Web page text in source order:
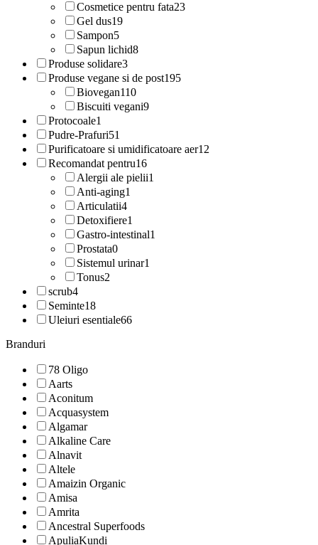
Cosmetice pentru fata23
Gel dus19
Sampon5
Sapun lichid8
Produse solidare3
Produse vegane si de post195
Biovegan110
Biscuiti vegani9
Protocoale1
Pudre-Prafuri51
Purificatoare si umidificatoare aer12
Recomandat pentru16
Alergii ale pielii1
Anti-aging1
Articulatii4
Detoxifiere1
Gastro-intestinal1
Prostata0
Sistemul urinar1
Tonus2
scrub4
Seminte18
Uleiuri esentiale66
Branduri
78 Oligo
Aarts
Aconitum
Acquasystem
Algamar
Alkaline Care
Alnavit
Altele
Amaizin Organic
Amisa
Amrita
Ancestral Superfoods
ApuliaKundi